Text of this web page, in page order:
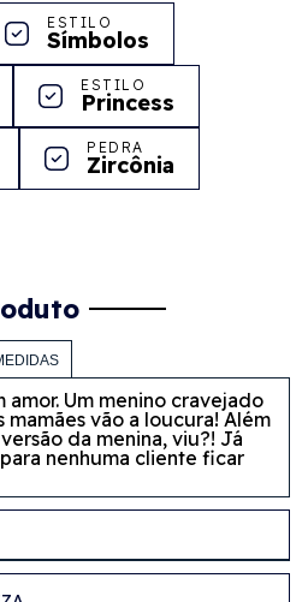
ESTILO
Símbolos
ESTILO
Princess
PEDRA
Zircônia
amor. Um menino cravejado
mamães vão a loucura! Além
da menina, viu?! Já
nenhuma cliente ficar